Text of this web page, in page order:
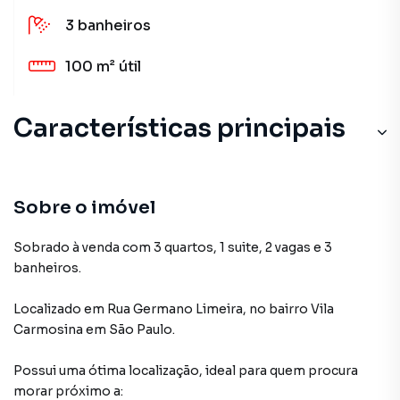
3 banheiros
100 m² útil
Características principais
Sobre o imóvel
Sobrado à venda com 3 quartos, 1 suite, 2 vagas e 3
banheiros.
Localizado em Rua Germano Limeira, no bairro Vila
Carmosina em São Paulo.
Possui uma ótima localização, ideal para quem procura
morar próximo a: